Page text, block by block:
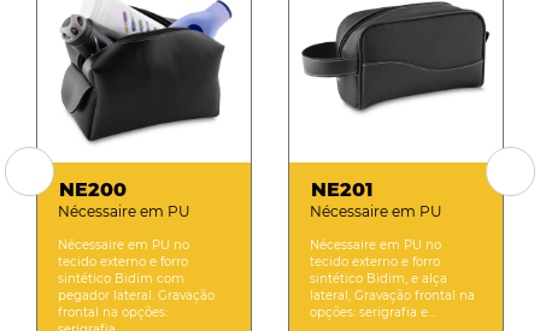
NE200
Nécessaire em PU
Nécessaire em PU no
tecido externo e forro
sintético Bidim com
pegador lateral. Gravação
frontal na opções:
NE201
Nécessaire em PU
Nécessaire em PU no
tecido externo e forro
sintético Bidim, e alça
lateral, Gravação frontal na
opções: serigrafia e...